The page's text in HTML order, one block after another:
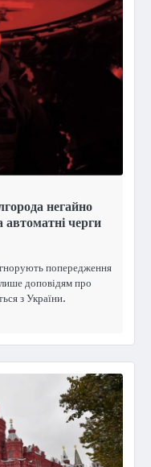
негайно
черги
попередження
доповідям про
з України.